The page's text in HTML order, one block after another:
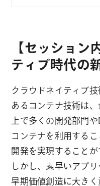
【セッション
ティブ時代の
クラウドネイティブ
あるコンテナ技術は
上で多くの開発部門
コンテナを利用する
開発を実現することが
しかし、素早いアプ
早期価値創造に大き